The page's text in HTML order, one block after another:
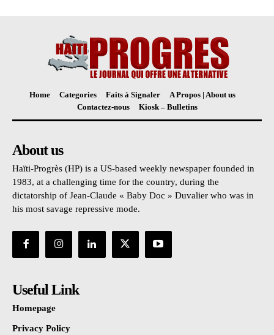
Home Categories Faits à Signaler
A Propos | About us
Contactez-nous
Kiosk – Bulletins
About us
Haïti-Progrès (HP) is a US-based weekly newspaper founded in
1983, at a challenging time for the country, during the
dictatorship of Jean-Claude « Baby Doc » Duvalier who was in
his most savage repressive mode.
Useful Link
Homepage
Privacy Policy